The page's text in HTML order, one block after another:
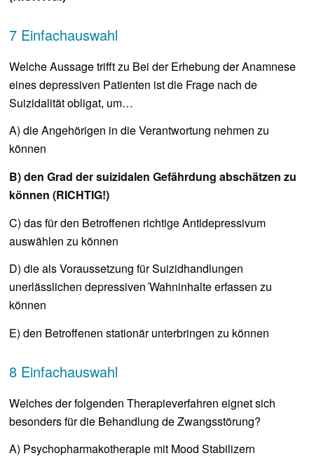
7 Einfachauswahl
Welche Aussage trifft zu Bei der Erhebung der Anamnese
eines depressiven Patienten ist die Frage nach de
Suizidalität obligat, um…
A) die Angehörigen in die Verantwortung nehmen zu
können
B) den Grad der suizidalen Gefährdung abschätzen zu
können (RICHTIG!)
C) das für den Betroffenen richtige Antidepressivum
auswählen zu können
D) die als Voraussetzung für Suizidhandlungen
unerlässlichen depressiven´Wahninhalte erfassen zu
können
E) den Betroffenen stationär unterbringen zu können
8 Einfachauswahl
Welches der folgenden Therapieverfahren eignet sich
besonders für die Behandlung de Zwangsstörung?
A) Psychopharmakotherapie mit Mood Stabilizern